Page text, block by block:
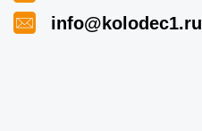
info@kolodec1.ru